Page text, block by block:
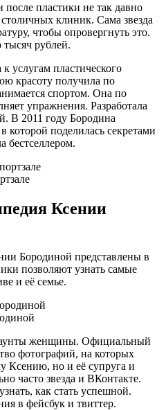
пластики не так давно
клиник. Сама звезда
чтобы опровергнуть это.
рублей.
услугам пластического
красоту получила по
спортом. Она по
упражнения. Разработала
В 2011 году Бородина
которой поделилась секретами
бестселлером.
Ксении
Бородиной представлены в
позволяют узнать самые
и её семье.
женщины. Официальный
фотографий, на которых
Ксению, но и её супруга и
часто звезда и ВКонтакте.
как стать успешной.
в фейсбук и твиттер.